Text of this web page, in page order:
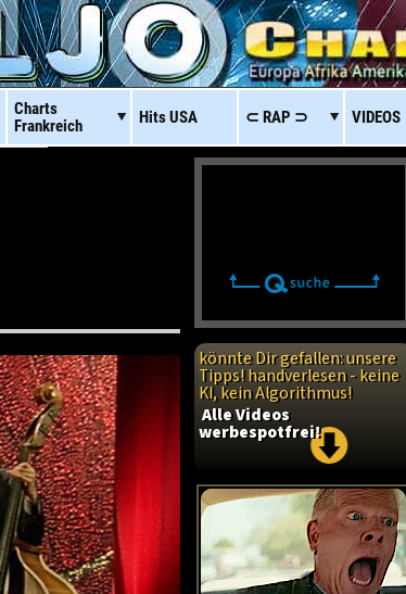
Charts
Frankreich
HitsUSA ⊂ RAP ⊃ VIDEOS
könnte Dir gefallen: unsere
Tipps! handverlesen - keine
KI, kein Algorithmus!
Alle Videos
werbespotfrei!